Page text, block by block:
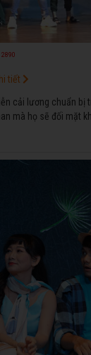
2890
cải lương chuẩn bị
mà họ sẽ đối mặt
tiết